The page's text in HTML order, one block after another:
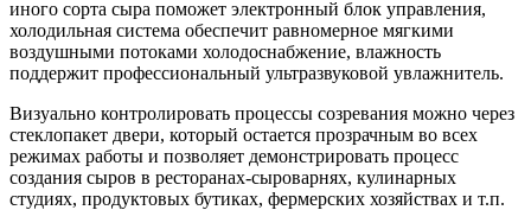
иного сорта сыра поможет электронный блок управления,
холодильная система обеспечит равномерное мягкими
воздушными потоками холодоснабжение, влажность
поддержит профессиональный ультразвуковой увлажнитель.
Визуально контролировать процессы созревания можно через
стеклопакет двери, который остается прозрачным во всех
режимах работы и позволяет демонстрировать процесс
создания сыров в ресторанах-сыроварнях, кулинарных
студиях, продуктовых бутиках, фермерских хозяйствах и т.п.